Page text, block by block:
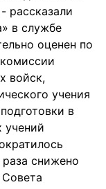
рассказали
в службе
оценен по
войск,
учения
в
снижено